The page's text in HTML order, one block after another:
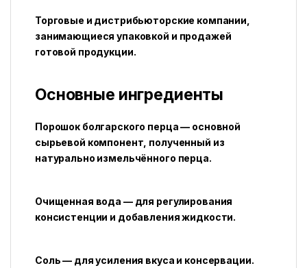
Торговые и дистрибьюторские компании,
занимающиеся упаковкой и продажей
готовой продукции.
Основные ингредиенты
Порошок болгарского перца — основной
сырьевой компонент, полученный из
натурально измельчённого перца.
Очищенная вода — для регулирования
консистенции и добавления жидкости.
Соль — для усиления вкуса и консервации.